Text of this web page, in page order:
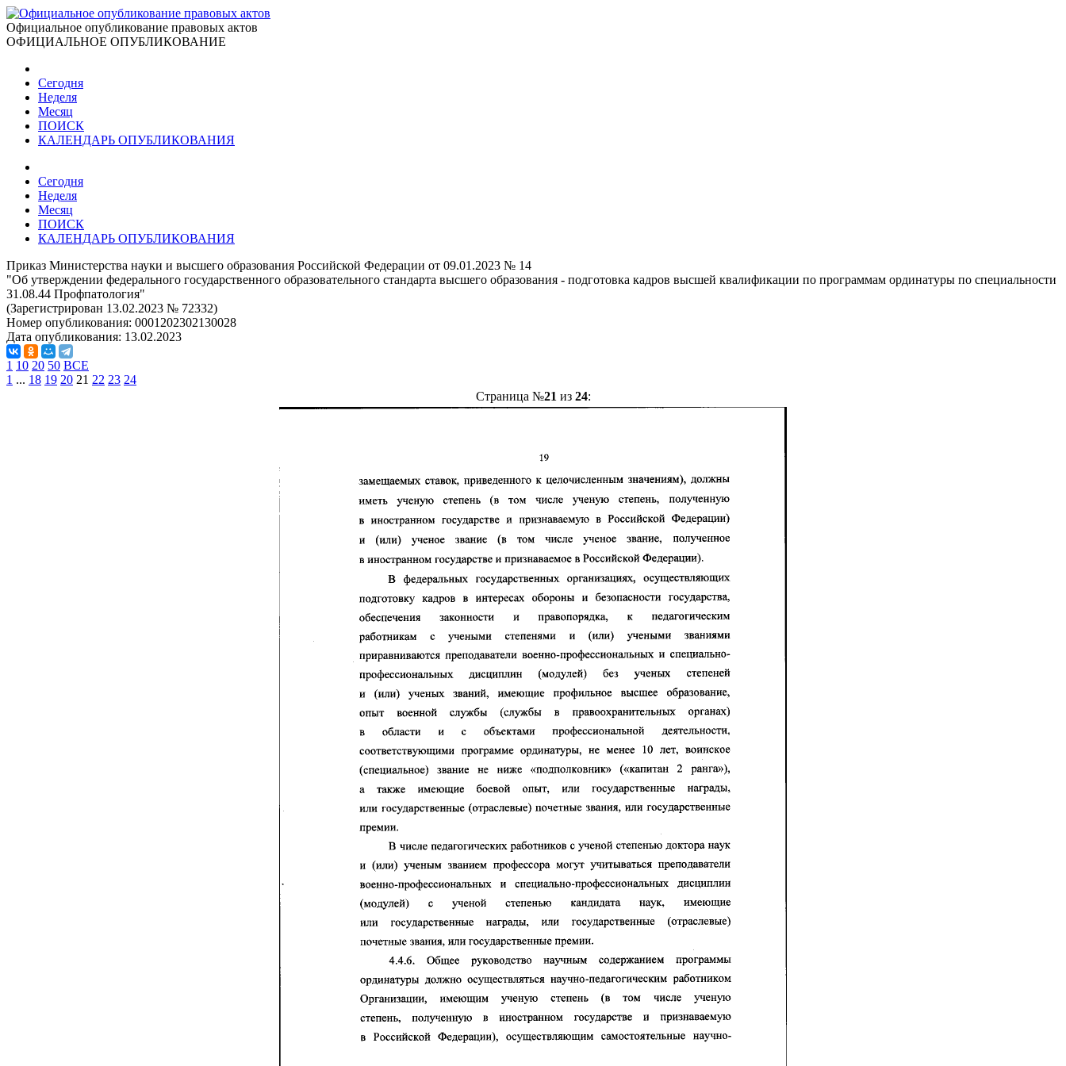
Официальное опубликование правовых актов
ОФИЦИАЛЬНОЕ ОПУБЛИКОВАНИЕ
Сегодня
Неделя
Месяц
ПОИСК
КАЛЕНДАРЬ ОПУБЛИКОВАНИЯ
Сегодня
Неделя
Месяц
ПОИСК
КАЛЕНДАРЬ ОПУБЛИКОВАНИЯ
Приказ Министерства науки и высшего образования Российской Федерации от 09.01.2023 № 14
"Об утверждении федерального государственного образовательного стандарта высшего образования - подготовка кадров высшей квалификации по программам ординатуры по специальности
31.08.44 Профпатология"
(Зарегистрирован 13.02.2023 № 72332)
Номер опубликования: 0001202302130028
Дата опубликования: 13.02.2023
1 10 20 50 ВСЕ
1 ... 18 19 20 21 22 23 24
Страница №21 из 24: